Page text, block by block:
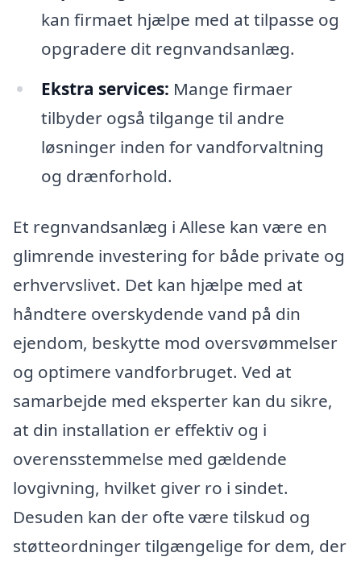
kan firmaet hjælpe med at tilpasse og
opgradere dit regnvandsanlæg.
Ekstra services: Mange firmaer
tilbyder også tilgange til andre
løsninger inden for vandforvaltning
og drænforhold.
Et regnvandsanlæg i Allese kan være en
glimrende investering for både private og
erhvervslivet. Det kan hjælpe med at
håndtere overskydende vand på din
ejendom, beskytte mod oversvømmelser
og optimere vandforbruget. Ved at
samarbejde med eksperter kan du sikre,
at din installation er effektiv og i
overensstemmelse med gældende
lovgivning, hvilket giver ro i sindet.
Desuden kan der ofte være tilskud og
støtteordninger tilgængelige for dem, der